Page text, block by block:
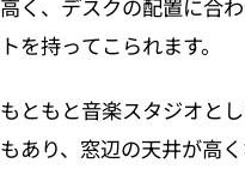
高く、デスクの配置に合
トを持ってこられます。
もともと音楽スタジオと
もあり、窓辺の天井が高